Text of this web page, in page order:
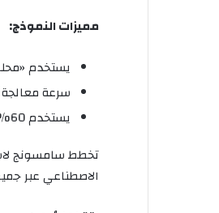
مميزات النموذج:
يستخدم
سرعة معالجة أعلى 1.5 إلى 3 مرات من نماذج الذكاء
يستخدم 60% من مطوري البرمجيات في سامسونج مساعد البرمجة ‘code.i’ المدمج فيه
الاصطناعي عبر